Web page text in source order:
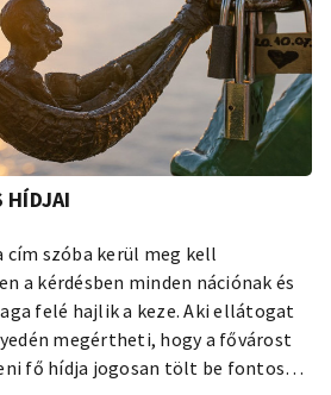
HÍDJAI
cím szóba kerül meg kell
a kérdésben minden nációnak és
felé hajlik a keze. Aki ellátogat
megértheti, hogy a fővárost
fő hídja jogosan tölt be fontos